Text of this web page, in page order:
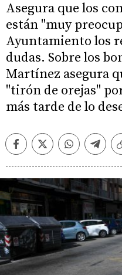
Asegura que los
están "muy
Ayuntamiento los
dudas. Sobre los
Martínez asegura
"tirón de orejas"
más tarde de lo
FacebookTwitterWhatsapp